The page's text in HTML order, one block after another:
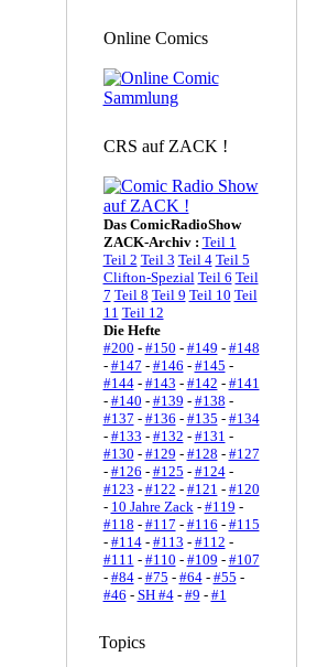
Online Comics
CRS auf ZACK !
Das ComicRadioShow
ZACK-Archiv : Teil 1
Teil 2 Teil 3 Teil 4 Teil 5
Clifton-Spezial Teil 6 Teil
7 Teil 8 Teil 9 Teil 10 Teil
11 Teil 12
Die Hefte
#200 - #150 - #149 - #148
- #147 - #146 - #145 -
#144- #143 - #142 - #141
- #140 - #139 - #138 -
#137 - #136 - #135 - #134
- #133 - #132 - #131 -
#130 - #129 - #128 - #127
- #126 - #125 - #124-
#123 - #122 - #121 - #120
- 10 Jahre Zack- #119 -
#118 - #117 - #116 - #115
- #114- #113 - #112 -
#111 - #110 - #109 - #107
- #84- #75 - #64- #55 -
#46 - SH #4- #9 - #1
Topics